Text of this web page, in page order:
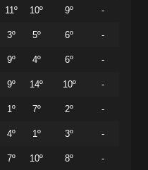
11º 10º 9º -
3º 5º 6º -
9º 4º 6º -
9º 14º 10º -
1º 7º 2º -
4º 1º 3º -
7º 10º 8º -